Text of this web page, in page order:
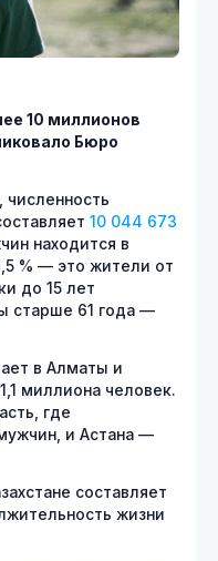
10 миллионов
Бюро
10 044 673
находится в
% — это жители от
до 15 лет
старше 61 года —
в Алматы и
миллиона человек.
где
и Астана —
составляет
жизни